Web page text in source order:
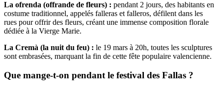
La ofrenda (offrande de fleurs) : pendant 2 jours, des habitants en
costume traditionnel, appelés falleras et falleros, défilent dans les
rues pour offrir des fleurs, créant une immense composition florale
dédiée à la Vierge Marie.
La Cremà (la nuit du feu) : le 19 mars à 20h, toutes les sculptures
sont embrasées, marquant la fin de cette fête populaire valencienne.
Que mange-t-on pendant le festival des Fallas ?